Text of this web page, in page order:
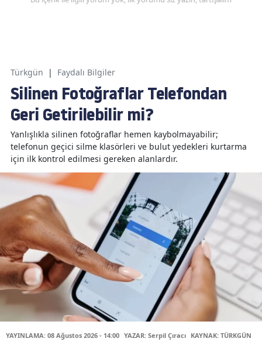
Türkgün | Faydalı Bilgiler
Silinen Fotoğraflar Telefondan
Geri Getirilebilir mi?
Yanlışlıkla silinen fotoğraflar hemen kaybolmayabilir;
telefonun geçici silme klasörleri ve bulut yedekleri kurtarma
için ilk kontrol edilmesi gereken alanlardır.
YAYINLAMA: 08 Ağustos 2026 - 14:00 YAZAR: Serpil Çıracı KAYNAK: TÜRKGÜN